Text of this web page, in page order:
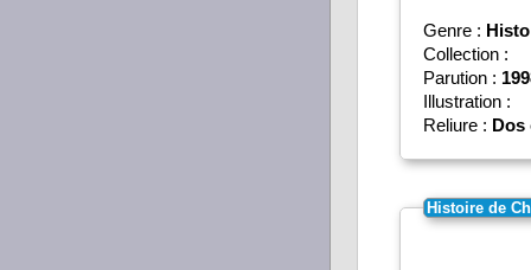
Genre :
Collection :
Parution :
Illustration :
Reliure : Dos
Histoire de